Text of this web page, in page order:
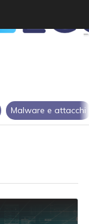
Malware e attacchi